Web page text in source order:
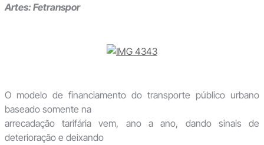
Artes: Fetranspor
O modelo de financiamento do transporte público urbano
baseado somente na
arrecadação tarifária vem, ano a ano, dando sinais de
deterioração e deixando